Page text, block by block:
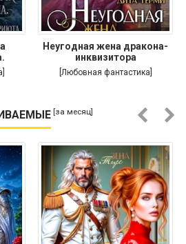
Неугодная жена дракона-
инквизитора
[Любовная фантастика]
[за месяц]